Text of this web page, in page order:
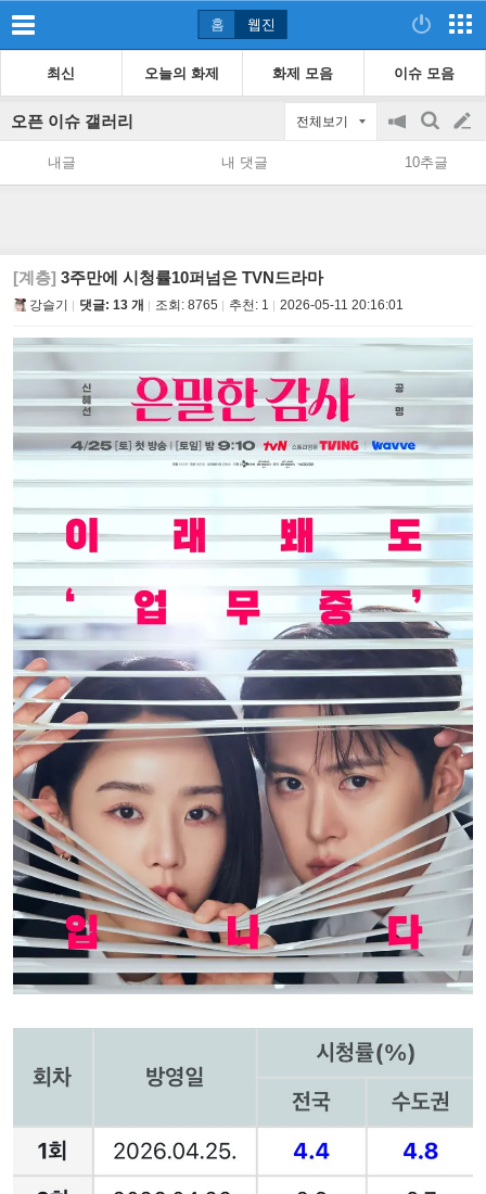
홈 웹진
최신 오늘의 화제 화제 모음 이슈 모음
오픈 이슈 갤러리 전체보기
공
지
on/off
검
색
글
쓰
내글 내 댓글 10추글
[계층] 3주만에 시청률10퍼넘은 TVN드라마
강슬기 댓글: 13 개 조회: 8765 추천: 1 2026-05-11 20:16:01